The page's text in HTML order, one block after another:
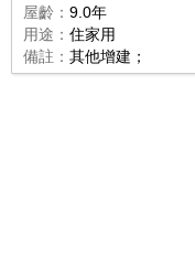
屋齡： 9.0年
用途： 住家用
備註： 其他增建；